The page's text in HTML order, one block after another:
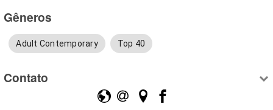
Gêneros
Adult Contemporary Top 40
Contato